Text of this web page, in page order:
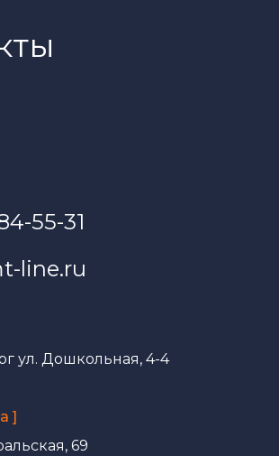
55-31
line.ru
ул. Дошкольная, 4-4
]
69